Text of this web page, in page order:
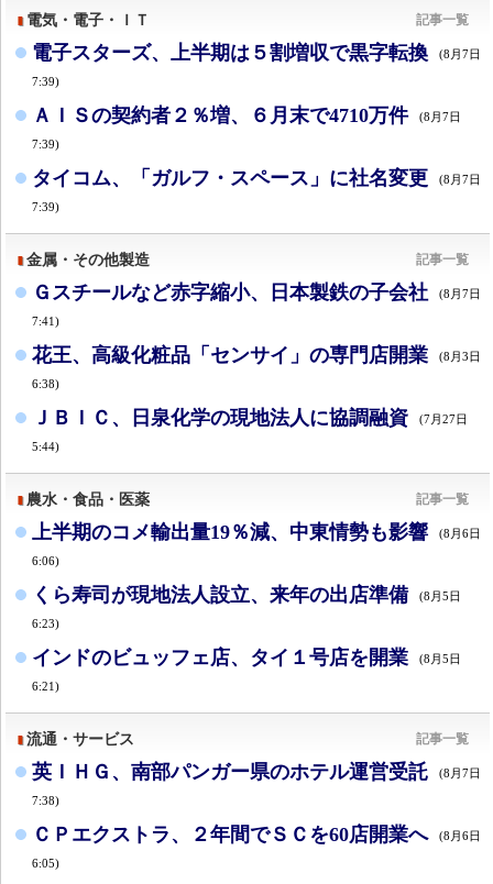
電気・電子・ＩＴ 記事一覧
電子スターズ、上半期は５割増収で黒字転換 (8月7日
7:39)
ＡＩＳの契約者２％増、６月末で4710万件 (8月7日
7:39)
タイコム、「ガルフ・スペース」に社名変更 (8月7日
7:39)
金属・その他製造 記事一覧
Ｇスチールなど赤字縮小、日本製鉄の子会社 (8月7日
7:41)
花王、高級化粧品「センサイ」の専門店開業 (8月3日
6:38)
ＪＢＩＣ、日泉化学の現地法人に協調融資 (7月27日
5:44)
農水・食品・医薬 記事一覧
上半期のコメ輸出量19％減、中東情勢も影響 (8月6日
6:06)
くら寿司が現地法人設立、来年の出店準備 (8月5日
6:23)
インドのビュッフェ店、タイ１号店を開業 (8月5日
6:21)
流通・サービス 記事一覧
英ＩＨＧ、南部パンガー県のホテル運営受託 (8月7日
7:38)
ＣＰエクストラ、２年間でＳＣを60店開業へ (8月6日
6:05)